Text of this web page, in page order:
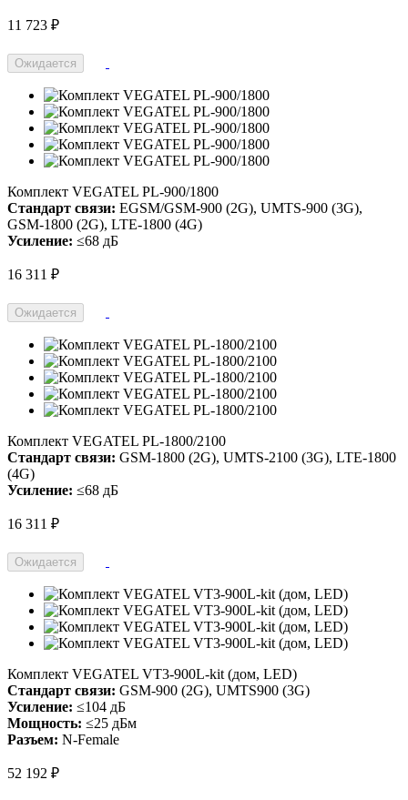
11 723 ₽
Ожидается
Комплект VEGATEL PL-900/1800
Стандарт связи: EGSM/GSM-900 (2G), UMTS-900 (3G),
GSM-1800 (2G), LTE-1800 (4G)
Усиление: ≤68 дБ
16 311 ₽
Ожидается
Комплект VEGATEL PL-1800/2100
Стандарт связи: GSM-1800 (2G), UMTS-2100 (3G), LTE-1800
(4G)
Усиление: ≤68 дБ
16 311 ₽
Ожидается
Комплект VEGATEL VT3-900L-kit (дом, LED)
Стандарт связи: GSM-900 (2G), UMTS900 (3G)
Усиление: ≤104 дБ
Мощность: ≤25 дБм
Разъем: N-Female
52 192 ₽